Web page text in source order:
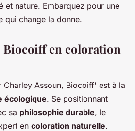
et nature. Embarquez pour une
qui change la donne.
Biocoiff en coloration
Charley Assoun, Biocoiff' est à la
écologique. Se positionnant
sa philosophie durable, le
en coloration naturelle.